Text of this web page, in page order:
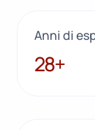
Anni di
28+
28+